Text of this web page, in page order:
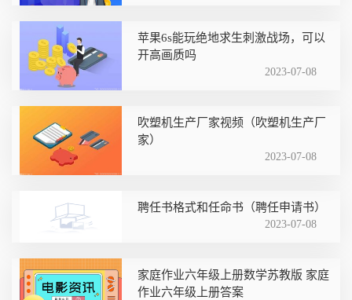
苹果6s能玩绝地求生刺激战场，可以
开高画质吗
2023-07-08
吹塑机生产厂家视频（吹塑机生产厂
家）
2023-07-08
聘任书格式和任命书（聘任申请书）
2023-07-08
家庭作业六年级上册数学苏教版 家庭
作业六年级上册答案